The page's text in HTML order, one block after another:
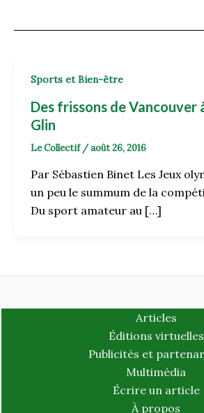
Sports et Bien-être
Des frissons de Vancouver
Glin
Le Collectif /août 26, 2016
Par Sébastien Binet Les Jeux
un peu le summum de la
Du sport amateur au […]
Articles
Éditions virtuelles
Publicités et
Multimédia
Écrire un article
À propos